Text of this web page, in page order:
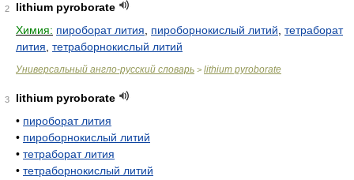
2
lithium pyroborate
Химия: пироборат лития пироборнокислый литий тетраборат
лития тетраборнокислый литий
Универсальный англо-русский словарь > lithium pyroborate
3
lithium pyroborate
• пироборат лития
• пироборнокислый литий
• тетраборат лития
• тетраборнокислый литий